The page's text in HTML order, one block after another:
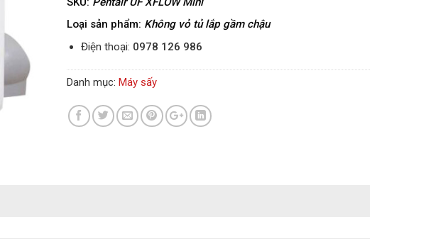
Loại sản phẩm: Không vỏ tủ lắp gầm chậu
Điện thoại: 0978 126 986
Danh mục: Máy sấy